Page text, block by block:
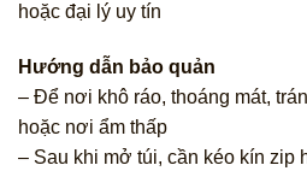
hoặc đại lý uy tín
Hướng dẫn bảo quản
– Để nơi khô ráo, thoáng mát,
hoặc nơi ẩm thấp
– Sau khi mở túi, cần kéo kín zip